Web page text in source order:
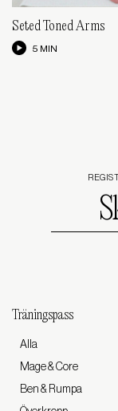
Seted Toned Arms
5 MIN
Träningspass
Alla
Mage & Core
Ben & Rumpa